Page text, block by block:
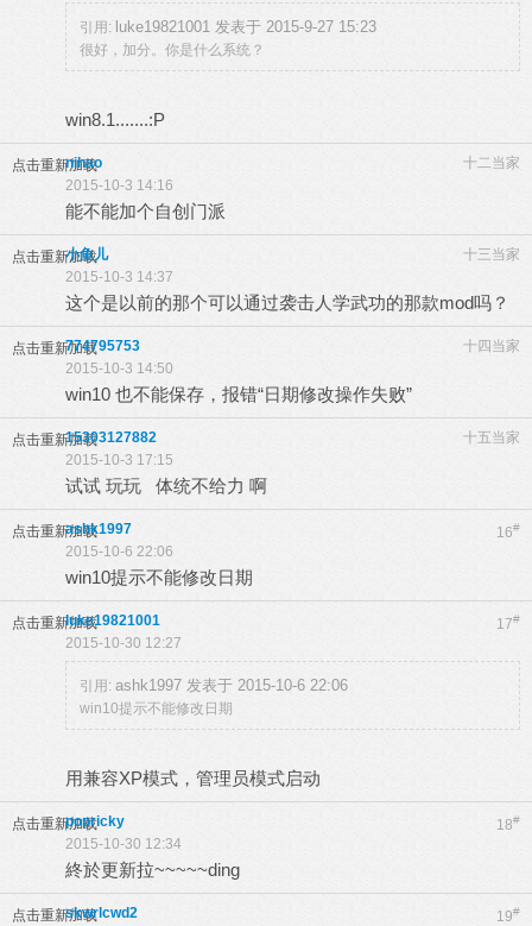
引用: luke19821001 发表于 2015-9-27 15:23
很好，加分。你是什么系统？
win8.1.......:P
点击重新加载 十二当家
nihao
2015-10-3 14:16
能不能加个自创门派
点击重新加载 十三当家
小鱼儿
2015-10-3 14:37
这个是以前的那个可以通过袭击人学武功的那款mod吗？
点击重新加载 十四当家
774795753
2015-10-3 14:50
win10 也不能保存，报错“日期修改操作失败”
点击重新加载 十五当家
15303127882
2015-10-3 17:15
试试 玩玩 体统不给力 啊
点击重新加载 16#
ashk1997
2015-10-6 22:06
win10提示不能修改日期
点击重新加载 17#
luke19821001
2015-10-30 12:27
引用: ashk1997 发表于 2015-10-6 22:06
win10提示不能修改日期
用兼容XP模式，管理员模式启动
点击重新加载 18#
popricky
2015-10-30 12:34
終於更新拉~~~~~ding
点击重新加载 19#
skwrlcwd2